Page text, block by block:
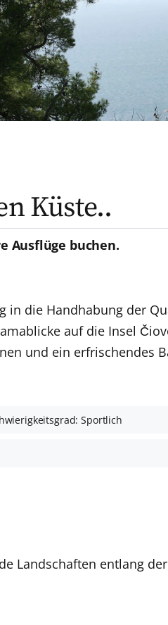
Küste..
Ausflüge buchen.
die Handhabung der
auf die Insel
und ein erfrischendes
Sportlich
Landschaften entlang